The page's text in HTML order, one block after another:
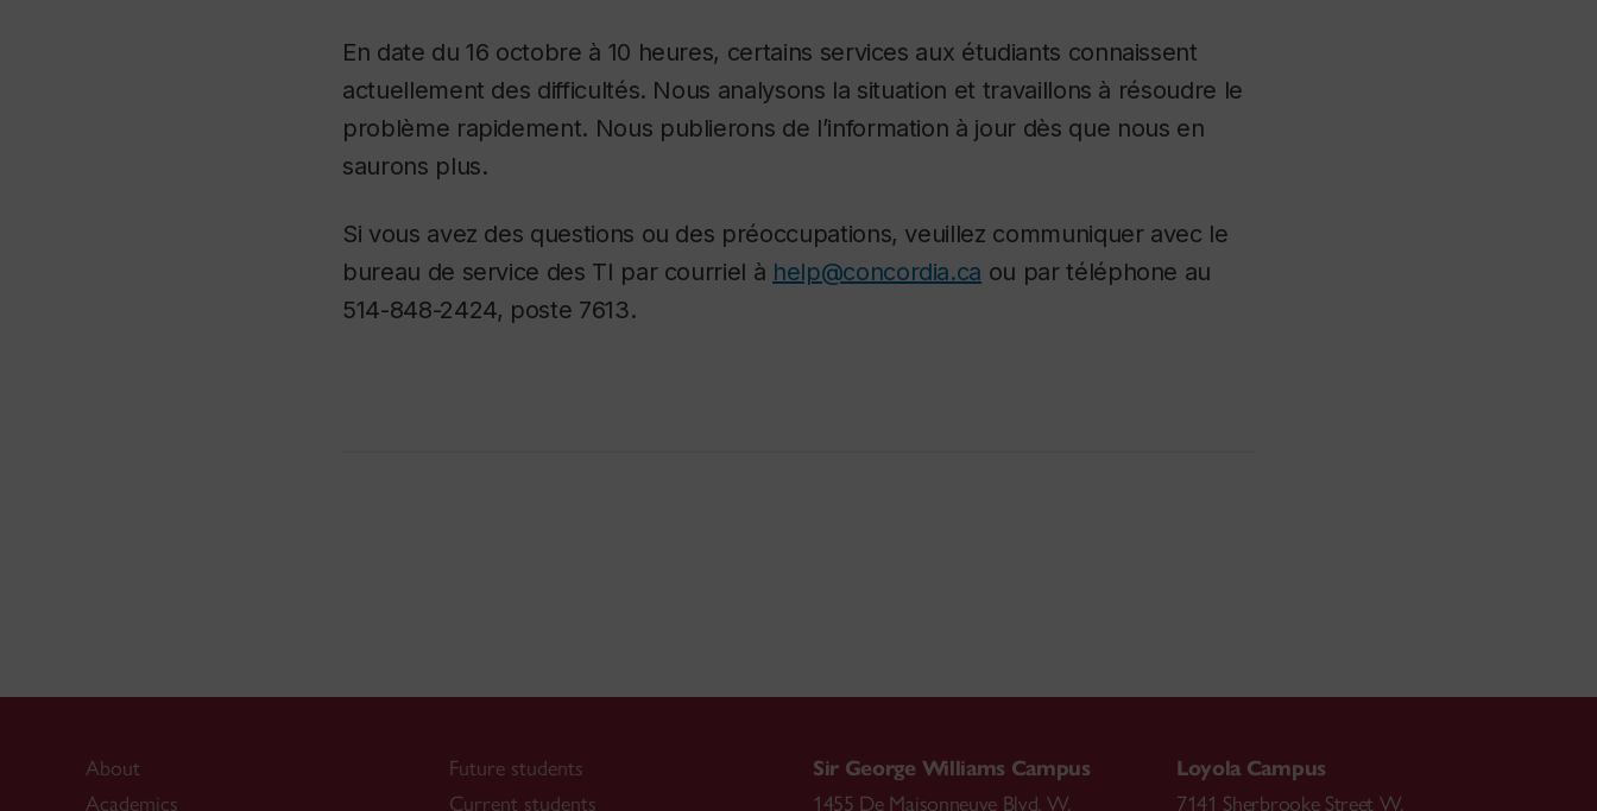
En date du 16 octobre à 10 heures, certains services aux étudiants connaissent
actuellement des difficultés. Nous analysons la situation et travaillons à résoudre le
problème rapidement. Nous publierons de l’information à jour dès que nous en
saurons plus.
Si vous avez des questions ou des préoccupations, veuillez communiquer avec le
bureau de service des TI par courriel à help@concordia.ca ou par téléphone au
514-848-2424, poste 7613.
About
Academics
Future students
Current students
Sir George Williams Campus
1455 De Maisonneuve Blvd. W.
Loyola Campus
7141 Sherbrooke Street W.